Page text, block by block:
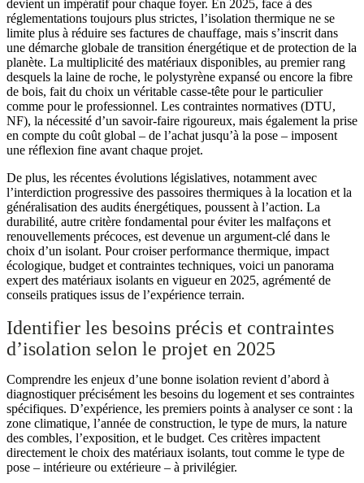
devient un impératif pour chaque foyer. En 2025, face à des
réglementations toujours plus strictes, l’isolation thermique ne se
limite plus à réduire ses factures de chauffage, mais s’inscrit dans
une démarche globale de transition énergétique et de protection de la
planète. La multiplicité des matériaux disponibles, au premier rang
desquels la laine de roche, le polystyrène expansé ou encore la fibre
de bois, fait du choix un véritable casse-tête pour le particulier
comme pour le professionnel. Les contraintes normatives (DTU,
NF), la nécessité d’un savoir-faire rigoureux, mais également la prise
en compte du coût global – de l’achat jusqu’à la pose – imposent
une réflexion fine avant chaque projet.
De plus, les récentes évolutions législatives, notamment avec
l’interdiction progressive des passoires thermiques à la location et la
généralisation des audits énergétiques, poussent à l’action. La
durabilité, autre critère fondamental pour éviter les malfaçons et
renouvellements précoces, est devenue un argument-clé dans le
choix d’un isolant. Pour croiser performance thermique, impact
écologique, budget et contraintes techniques, voici un panorama
expert des matériaux isolants en vigueur en 2025, agrémenté de
conseils pratiques issus de l’expérience terrain.
Identifier les besoins précis et contraintes
d’isolation selon le projet en 2025
Comprendre les enjeux d’une bonne isolation revient d’abord à
diagnostiquer précisément les besoins du logement et ses contraintes
spécifiques. D’expérience, les premiers points à analyser ce sont : la
zone climatique, l’année de construction, le type de murs, la nature
des combles, l’exposition, et le budget. Ces critères impactent
directement le choix des matériaux isolants, tout comme le type de
pose – intérieure ou extérieure – à privilégier.